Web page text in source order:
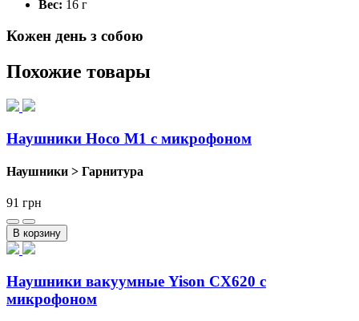
Вес: 16 г
Кожен день з собою
Похожие товары
Наушники Hoco M1 с микрофоном
Наушники > Гарнитура
91 грн
В корзину
Наушники вакуумные Yison CX620 с
микрофоном